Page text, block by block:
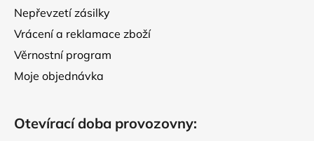
Nepřevzetí zásilky
Vrácení a reklamace zboží
Věrnostní program
Moje objednávka
Otevírací doba provozovny: